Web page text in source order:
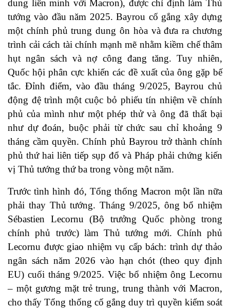
dung liên minh với Macron), được chỉ định làm Thủ
tướng vào đầu năm 2025. Bayrou cố gắng xây dựng
một chính phủ trung dung ôn hòa và đưa ra chương
trình cải cách tài chính mạnh mẽ nhằm kiềm chế thâm
hụt ngân sách và nợ công đang tăng. Tuy nhiên,
Quốc hội phân cực khiến các đề xuất của ông gặp bế
tắc. Đỉnh điểm, vào đầu tháng 9/2025, Bayrou chủ
động đệ trình một cuộc bỏ phiếu tín nhiệm về chính
phủ của mình như một phép thử và ông đã thất bại
như dự đoán, buộc phải từ chức sau chỉ khoảng 9
tháng cầm quyền. Chính phủ Bayrou trở thành chính
phủ thứ hai liên tiếp sụp đổ và Pháp phải chứng kiến
vị Thủ tướng thứ ba trong vòng một năm.
Trước tình hình đó, Tổng thống Macron một lần nữa
phải thay Thủ tướng. Tháng 9/2025, ông bổ nhiệm
Sébastien Lecornu (Bộ trưởng Quốc phòng trong
chính phủ trước) làm Thủ tướng mới. Chính phủ
Lecornu được giao nhiệm vụ cấp bách: trình dự thảo
ngân sách năm 2026 vào hạn chót (theo quy định
EU) cuối tháng 9/2025. Việc bổ nhiệm ông Lecornu
– một gương mặt trẻ trung, trung thành với Macron,
cho thấy Tổng thống cố gắng duy trì quyền kiểm soát